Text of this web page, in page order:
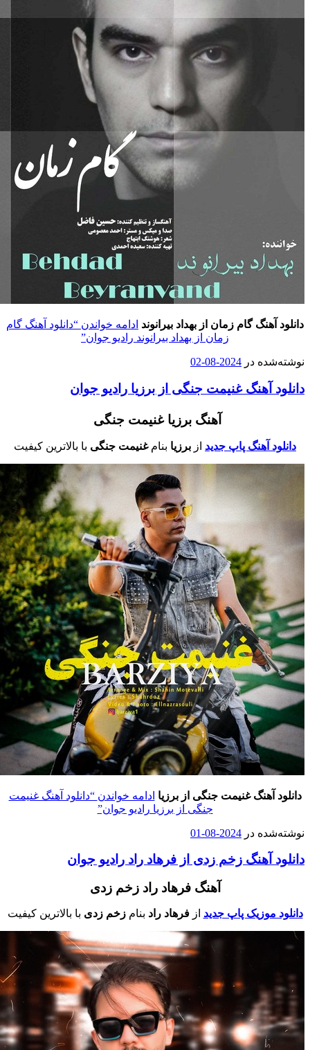
دانلود آهنگ گام زمان از بهداد بیرانوند ادامه خواندن“دانلود آهنگ گام
زمان از بهداد بیرانوند رادیو جوان”
در 2024-08-02
آهنگ غنیمت جنگی از برزیا رادیو جوان
آهنگ برزیا غنیمت جنگی
دانلود آهنگ پاپ جدیدازبرزیابنامغنیمت جنگی با بالاترین کیفیت
دانلود آهنگ غنیمت جنگی از برزیاادامه خواندن“دانلود آهنگ غنیمت
جنگی از برزیا رادیو جوان”
در 2024-08-01
آهنگ زخم زدی از فرهاد راد رادیو جوان
آهنگ فرهاد راد زخم زدی
دانلود موزیک پاپ جدیدازفرهاد رادبنامزخم زدیبا بالاترین کیفیت